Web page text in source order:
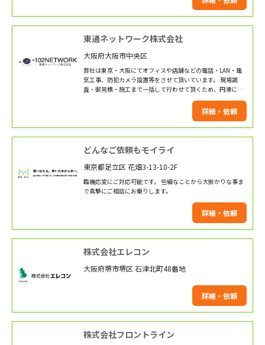
寧・迅速に施工。お気軽にご相談ください。
東通ネットワーク株式会社
大阪府大阪市中央区
弊社は東京・大阪にてオフィスや店舗などの電話・LAN・電
気工事、防犯カメラ設置等をさせて頂いています。 現場調
査・御見積・施工まで一括して行わせて頂くため、円滑に低
「事務オフィス」「店舗」などの幅広い施工実績がありま
す。 自社で職人を抱えているので施工は弊社の職人が対応い
たします。 ご相談・お見積りございましたらお気軽にお申し
付けください！
詳細・依頼
どんなご依頼もモイライ
東京都足立区 花畑3-13-10-2F
臨機応変にご対応可能です。 些細なことから大掛かりな事ま
で真摯にご相談にお乗りします。
詳細・依頼
株式会社エレコン
大阪府堺市堺区 石津北町48番地
詳細・依頼
株式会社フロントライン